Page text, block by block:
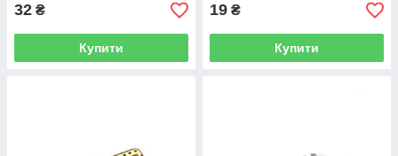
32 ₴
Купити
19 ₴
Купити